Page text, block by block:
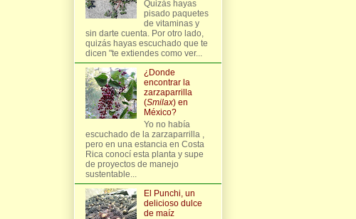
Quizás hayas
pisado paquetes
de vitaminas y
sin darte cuenta. Por otro lado,
quizás hayas escuchado que te
dicen "te extiendes como ver...
¿Donde
encontrar la
zarzaparrilla
(Smilax) en
México?
Yo no había
escuchado de la zarzaparrilla ,
pero en una estancia en Costa
Rica conocí esta planta y supe
de proyectos de manejo
sustentable...
El Punchi, un
delicioso dulce
de maíz